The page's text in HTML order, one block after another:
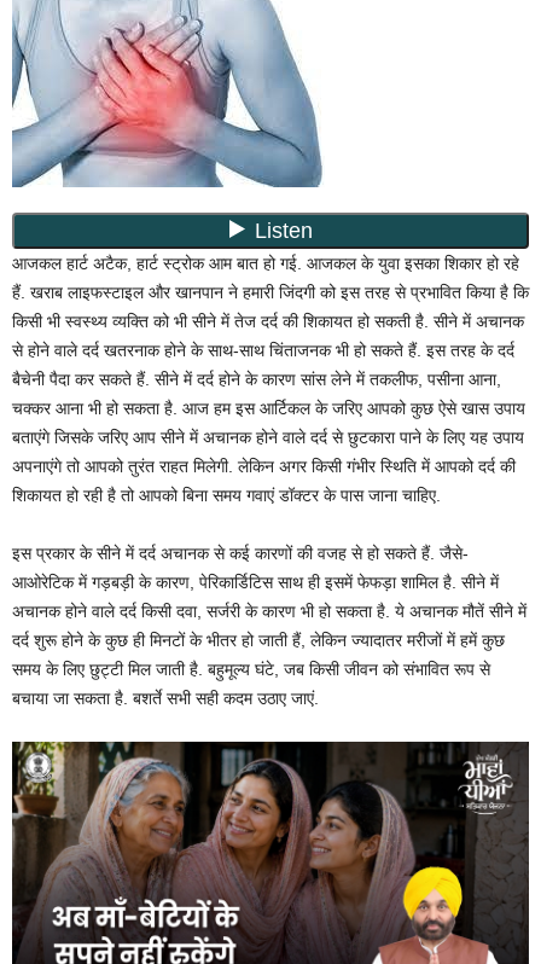
आजकल हार्ट अटैक, हार्ट स्ट्रोक आम बात हो गई. आजकल के युवा इसका शिकार हो रहे
हैं. खराब लाइफस्टाइल और खानपान ने हमारी जिंदगी को इस तरह से प्रभावित किया है कि
किसी भी स्वस्थ्य व्यक्ति को भी सीने में तेज दर्द की शिकायत हो सकती है. सीने में अचानक
से होने वाले दर्द खतरनाक होने के साथ-साथ चिंताजनक भी हो सकते हैं. इस तरह के दर्द
बैचेनी पैदा कर सकते हैं. सीने में दर्द होने के कारण सांस लेने में तकलीफ, पसीना आना,
चक्कर आना भी हो सकता है. आज हम इस आर्टिकल के जरिए आपको कुछ ऐसे खास उपाय
बताएंगे जिसके जरिए आप सीने में अचानक होने वाले दर्द से छुटकारा पाने के लिए यह उपाय
अपनाएंगे तो आपको तुरंत राहत मिलेगी. लेकिन अगर किसी गंभीर स्थिति में आपको दर्द की
शिकायत हो रही है तो आपको बिना समय गवाएं डॉक्टर के पास जाना चाहिए.
इस प्रकार के सीने में दर्द अचानक से कई कारणों की वजह से हो सकते हैं. जैसे-
आओरेटिक में गड़बड़ी के कारण, पेरिकार्डिटिस साथ ही इसमें फेफड़ा शामिल है. सीने में
अचानक होने वाले दर्द किसी दवा, सर्जरी के कारण भी हो सकता है. ये अचानक मौतें सीने में
दर्द शुरू होने के कुछ ही मिनटों के भीतर हो जाती हैं, लेकिन ज्यादातर मरीजों में हमें कुछ
समय के लिए छुट्टी मिल जाती है. बहुमूल्य घंटे, जब किसी जीवन को संभावित रूप से
बचाया जा सकता है. बशर्ते सभी सही कदम उठाए जाएं.